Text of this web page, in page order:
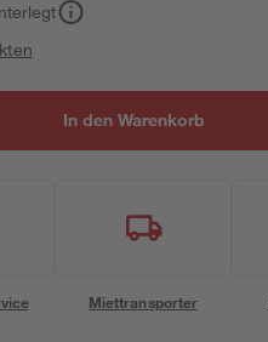
In den Warenkorb
Miettransporter